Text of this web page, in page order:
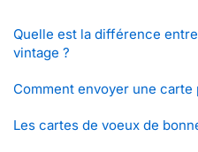
Quelle est la différence
vintage ?
Comment envoyer une
Les cartes de voeux de